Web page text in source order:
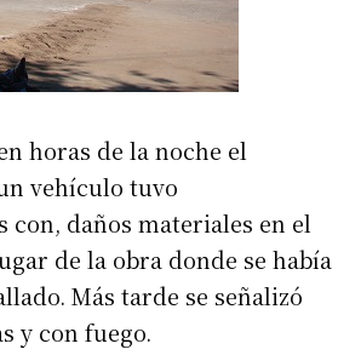
horas de la noche el
vehículo tuvo
con, daños materiales en el
de la obra donde se había
Más tarde se señalizó
y con fuego.